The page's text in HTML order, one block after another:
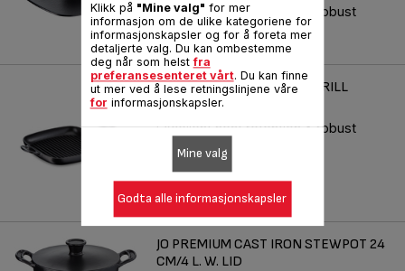
Excellent heat retention & robust
Referanse :E2139055
JAMIE OLIVER CAST IRON GRILL
FRYPAN 25X25 CM
Excellent heat retention & robust
Referanse :
JO PREMIUM CAST IRON STEWPOT 24
CM/4 L. W. LID
Klikk på "Mine valg" for mer
informasjon om de ulike kategoriene for
informasjonskapsler og for å foreta mer
detaljerte valg. Du kan ombestemme
deg når som helstfra
preferansesenteret vårt. Du kan finne
ut mer ved å lese retningslinjene våre
for informasjonskapsler.
Mine valg
Godta alle informasjonskapsler